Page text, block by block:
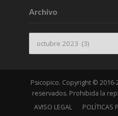
Archivo
Archivo
Psicopico. Copyright ©
reservados. Prohibida la
AVISO LEGAL
POLÍTICAS